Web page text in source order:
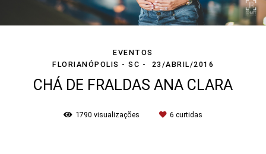
EVENTOS
FLORIANÓPOLIS - SC
23/ABRIL/2016
CHÁ DE FRALDAS ANA CLARA
1790 visualizações 6 curtidas